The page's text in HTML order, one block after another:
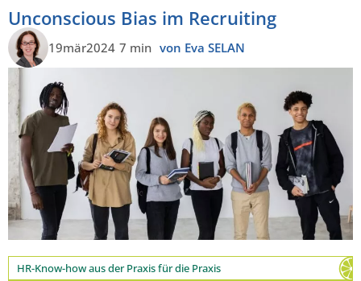
Unconscious Bias im Recruiting
19mär2024 7 min von Eva SELAN
HR-Know-how aus der Praxis für die Praxis